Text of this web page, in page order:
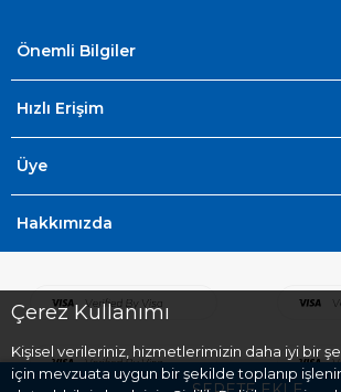
Çerez Kullanımı
Kişisel verileriniz, hizmetlerimizin daha iyi bir
için mevzuata uygun bir şekilde toplanıp
Önemli Bilgiler
Hızlı Erişim
Üye
Hakkımızda